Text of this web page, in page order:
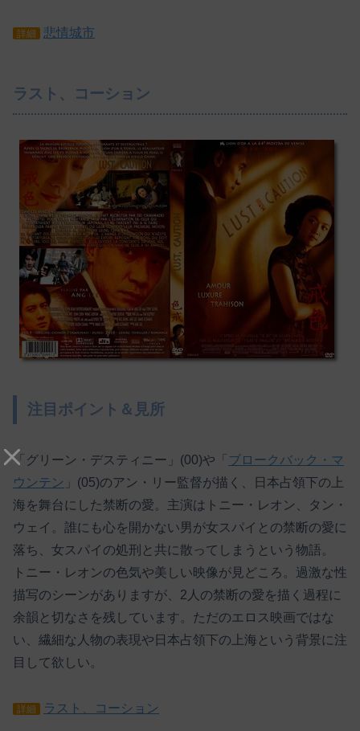
詳細 悲情城市
ラスト、コーション
注目ポイント＆見所
「グリーン・デスティニー」(00)や「 ブロークバック・マ
ウンテン 」(05)のアン・リー監督が描く、日本占領下の上
海を舞台にした禁断の愛。主演はトニー・レオン、タン・
ウェイ。誰にも心を開かない男が女スパイとの禁断の愛に
落ち、女スパイの処刑と共に散ってしまうという物語。
トニー・レオンの色気や美しい映像が見どころ。過激な性
描写のシーンがありますが、2人の禁断の愛を描く過程に
余韻と切なさを残しています。ただのエロス映画ではな
い、繊細な人物の表現や日本占領下の上海という背景に注
目して欲しい。
詳細 ラスト、コーション